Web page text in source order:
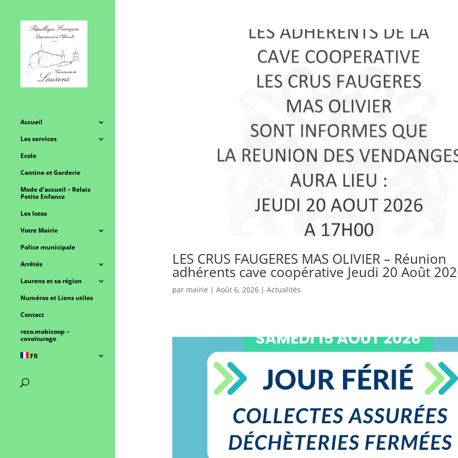
Accueil
Les services
Ecole
Cantine et Garderie
Mode d’accueil – Relais
Petite Enfance
Les lotos
Votre Mairie
Police municipale
Arrêtés
Laurens et sa région
Numéros et Liens utiles
Contact
rezo.mobicoop –
covoiturage
FR
LES CRUS FAUGERES MAS OLIVIER – Réunion
adhérents cave coopérative Jeudi 20 Août
par mairie | Août 6, 2026| Actualités